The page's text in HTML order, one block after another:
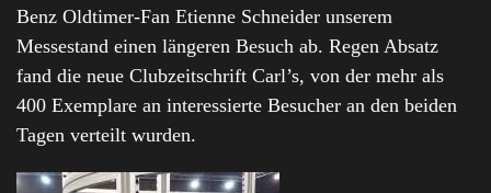
Benz Oldtimer-Fan Etienne Schneider unserem
Messestand einen längeren Besuch ab. Regen Absatz
fand die neue Clubzeitschrift Carl’s, von der mehr als
400 Exemplare an interessierte Besucher an den beiden
Tagen verteilt wurden.